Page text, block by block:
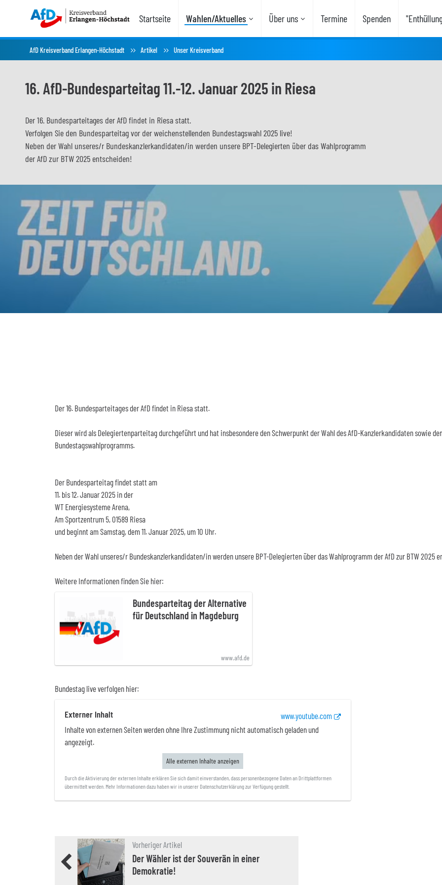
Startseite Wahlen/Aktuelles Über uns Termine Spenden
AfD Kreisverband Erlangen-Höchstadt Artikel Unser Kreisverband
16. AfD-Bundesparteitag 11.-12. Januar 2025 in Riesa
Der 16. Bundesparteitages der AfD findet in Riesa statt.
Verfolgen Sie den Bundesparteitag vor der weichenstellenden Bundestagswahl 2025 live!
Neben der Wahl unseres/r Bundeskanzlerkandidaten/in werden unsere BPT-Delegierten über das Wahlprogramm
der AfD zur BTW 2025 entscheiden!
Der 16. Bundesparteitages der AfD findet in Riesa statt.
Dieser wird als Delegiertenparteitag durchgeführt und hat insbesondere den Schwerpunkt der Wahl des AfD-Kanzlerkandidaten sowie
Bundestagswahlprogramms.
Der Bundesparteitag findet statt am
11. bis 12. Januar 2025 in der
WT Energiesysteme Arena,
Am Sportzentrum 5, 01589 Riesa
und beginnt am Samstag, dem 11. Januar 2025, um 10 Uhr.
Neben der Wahl unseres/r Bundeskanzlerkandidaten/in werden unsere BPT-Delegierten über das Wahlprogramm der AfD zur BTW 2025
Weitere Informationen finden Sie hier:
Bundesparteitag der Alternative
für Deutschland in Magdeburg
www.afd.de
Bundestag live verfolgen hier:
Externer Inhalt
www.youtube.com
Inhalte von externen Seiten werden ohne Ihre Zustimmung nicht automatisch geladen und
angezeigt.
Alle externen Inhalte anzeigen
Durch die Aktivierung der externen Inhalte erklären Sie sich damit einverstanden, dass personenbezogene Daten an Drittplattformen
übermittelt werden. Mehr Informationen dazu haben wir in unserer Datenschutzerklärung zur Verfügung gestellt.
Vorheriger Artikel
Der Wähler ist der Souverän in einer
Demokratie!